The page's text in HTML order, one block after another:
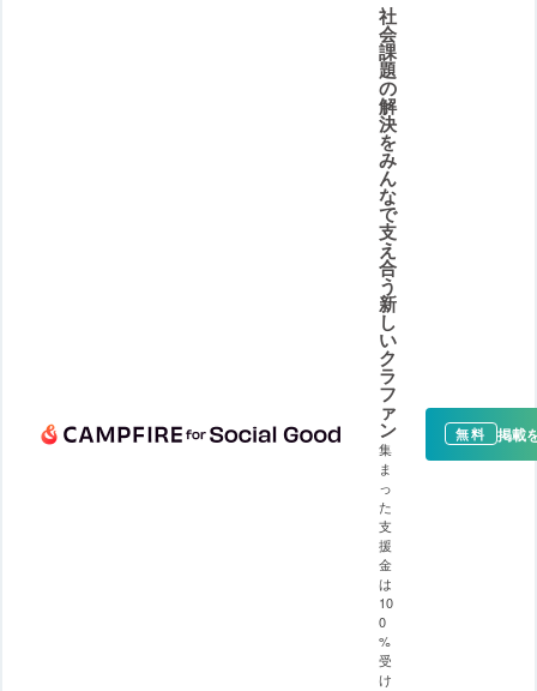
社
会
課
題
の
解
決
を
み
ん
な
で
支
え
合
う
新
し
い
ク
ラ
フ
ァ
ン
集
ま
っ
た
支
援
金
は
10
0
%
受
け
無料 掲載